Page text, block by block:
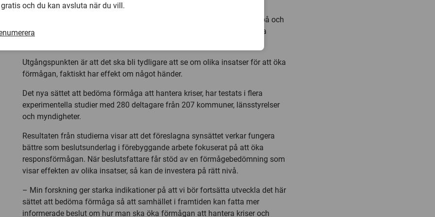
presenterar Hanna Lindbom därför ett nytt sätt att se på och
bedöma förmåga. Kortfattat handlar förmåga här om att positivt kunna
Utgångspunkten är att det ska bli tydligare att se om olika insatser för att öka
förmågan, faktiskt har effekt om något händer.
Det nya sättet att bedöma förmåga att hantera kriser, har testats i flera
experimentella studier med 280 deltagare från 207 kommuner, länsstyrelser
och myndigheter.
Resultaten från studierna visar att det föreslagna synsättet verkar fungera
bättre som beslutsunderlag i förebyggande arbete fokuserat på att öka
responsförmågan. När beslutsfattare får stöd av en förmågebedömning som
visar effekten av olika insatser, så kan de investera på rätt nivå.
– Min forskning ger starka indikationer på att vi bör fortsätta utveckla det här
sättet att bedöma förmåga så att samhället i framtiden kan fatta mer
informerade beslut om hur man ska öka förmågan att hantera kriser och
gratis och du kan avsluta när du vill.